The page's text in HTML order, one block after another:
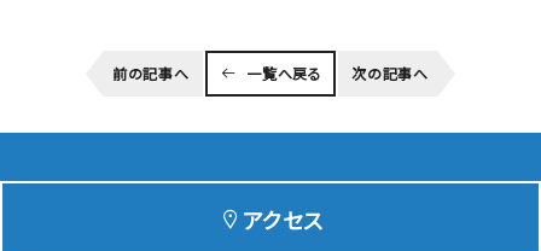
Course コース紹介
School Life 学校生活
前の記事へ 一覧へ戻る 次の記事へ
アクセス